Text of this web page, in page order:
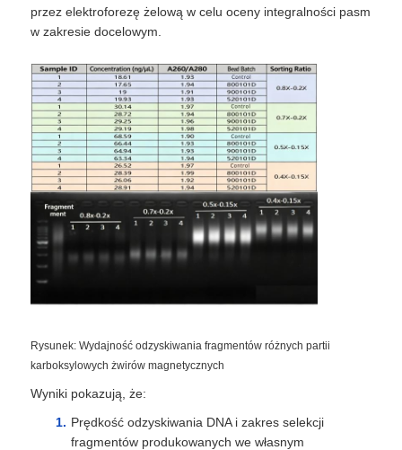
kulki magnetyczne do oczyszczania białek
Namagnesowane kulki aktywowane powierzchniowo
Automatyczne przyrządy i materiały eksploatacyjne
przez elektroforezę żelową w celu oceny integralności pasm
w zakresie docelowym.
Rysunek: Wydajność odzyskiwania fragmentów różnych partii
karboksylowych żwirów magnetycznych
Wyniki pokazują, że:
Prędkość odzyskiwania DNA i zakres selekcji
fragmentów produkowanych we własnym